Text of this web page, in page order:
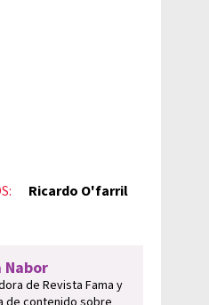
Ricardo O'farril
Nabor
de Revista Fama y